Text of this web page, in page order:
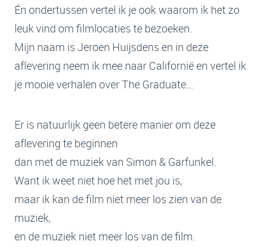
Én ondertussen vertel ik je ook waarom ik het zo
leuk vind om filmlocaties te bezoeken.
Mijn naam is Jeroen Huijsdens en in deze
aflevering neem ik mee naar Californië en vertel ik
je mooie verhalen over The Graduate...
Er is natuurlijk geen betere manier om deze
aflevering te beginnen
dan met de muziek van Simon & Garfunkel.
Want ik weet niet hoe het met jou is,
maar ik kan de film niet meer los zien van de
muziek,
en de muziek niet meer los van de film.